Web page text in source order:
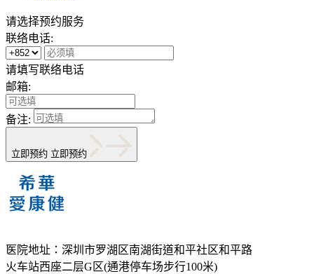
请选择预约服务
联络电话:
请填写联络电话
邮箱:
备注:
立即预约 立即预约
医院地址： 深圳市罗湖区南湖街道和平社区和平路
火车站西座二层G区(通港停车场步行100米)